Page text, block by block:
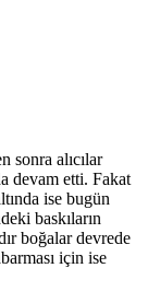
sonra alıcılar
devam etti. Fakat
ise bugün
baskıların
boğalar devrede
için ise